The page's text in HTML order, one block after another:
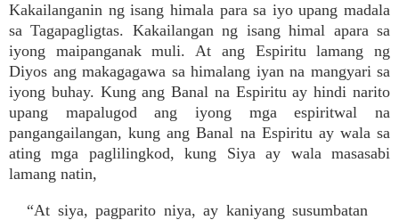
Kakailanganin ng isang himala para sa iyo upang madala
sa Tagapagligtas. Kakailangan ng isang himal apara sa
iyong maipanganak muli. At ang Espiritu lamang ng
Diyos ang makagagawa sa himalang iyan na mangyari sa
iyong buhay. Kung ang Banal na Espiritu ay hindi narito
upang mapalugod ang iyong mga espiritwal na
pangangailangan, kung ang Banal na Espiritu ay wala sa
ating mga paglilingkod, kung Siya ay wala masasabi
lamang natin,
“At siya, pagparito niya, ay kaniyang susumbatan